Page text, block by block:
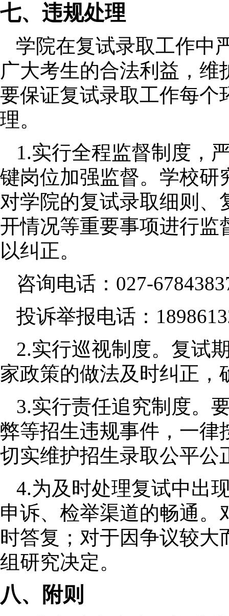
七、违规处理
学院在复试录取工作中
广大考生的合法利益，
要保证复试录取工作每个
理。
1.实行全程监督制度，
键岗位加强监督。学校研
对学院的复试录取细则
开情况等重要事项进行
以纠正。
咨询电话： 027-
投诉举报电话：
2.实行巡视制度。复试
家政策的做法及时纠正
3.实行责任追究制度。
弊等招生违规事件，一
切实维护招生录取公平公
4.为及时处理复试中出
申诉、检举渠道的畅通
时答复；对于因争议较
组研究决定。
八、附则